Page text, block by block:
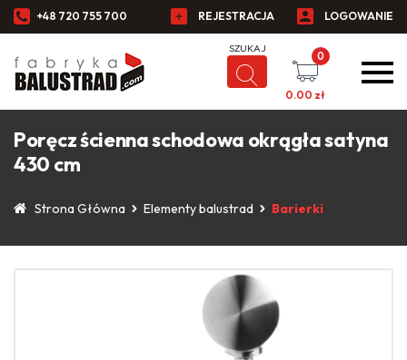
+48 720 755 700 REJESTRACJA LOGOWANIE
0
0.00 zł
Poręcz ścienna schodowa okrągła satyna
430 cm
Strona Główna Elementy balustrad Barierki